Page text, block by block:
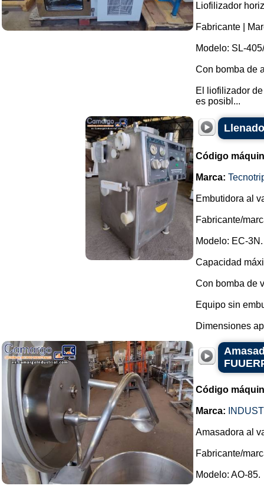
Liofilizador
Fabricante |
Modelo: SL-
Con bomba de
El liofilizador
es posibl...
Código
Marca:
Embutidora al
Fabricante/
Modelo: EC-3N.
Capacidad
Con bomba de
Equipo sin
Dimensiones
Código
Marca:
Amasadora al
Fabricante/
Modelo: AO-85.